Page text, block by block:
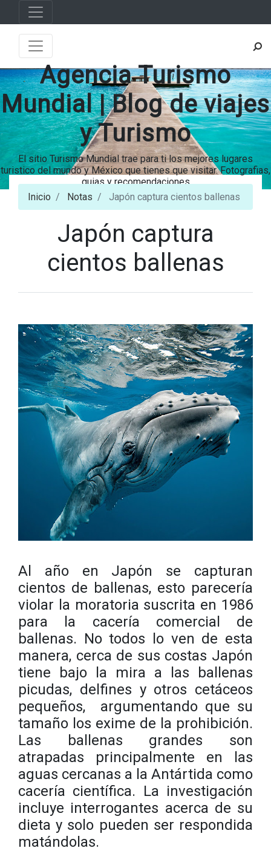
Agencia Turismo
Mundial | Blog de viajes
y Turismo
El sitio Turismo Mundial trae para ti los mejores lugares
turistico del mundo y México que tienes que visitar. Fotografias,
guias y recomendaciones
Inicio
Notas Japón captura cientos ballenas
Japón captura
cientos ballenas
Al año en Japón se capturan
cientos de ballenas, esto parecería
violar la moratoria suscrita en 1986
para la cacería comercial de
ballenas. No todos lo ven de esta
manera, cerca de sus costas Japón
tiene bajo la mira a las ballenas
picudas, delfines y otros cetáceos
pequeños, argumentando que su
tamaño los exime de la prohibición.
Las ballenas grandes son
atrapadas principalmente en las
aguas cercanas a la Antártida como
cacería científica. La investigación
incluye interrogantes acerca de su
dieta y solo pueden ser respondida
matándolas.